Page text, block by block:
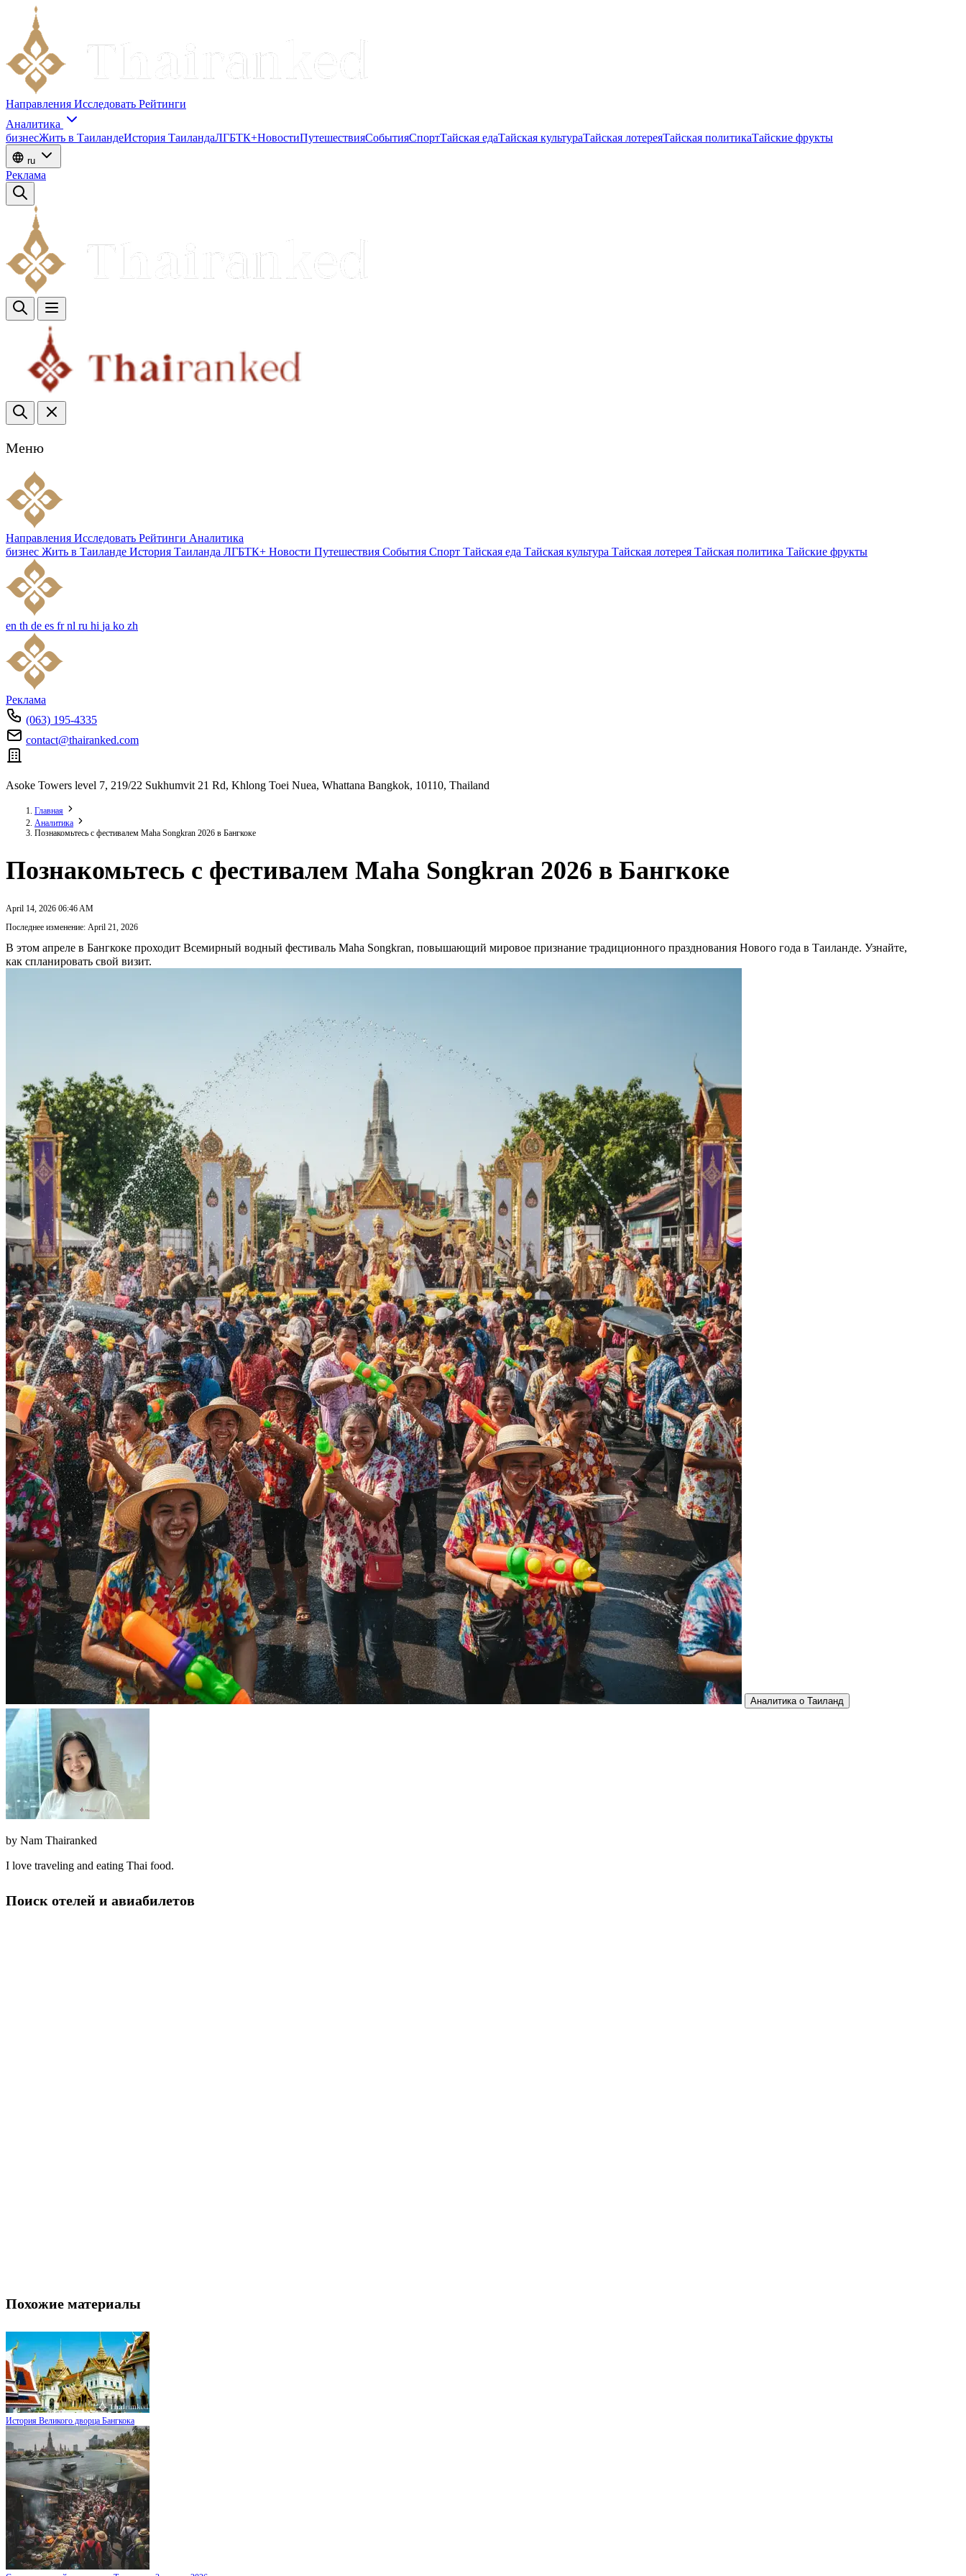
Направления Исследовать Рейтинги
Аналитика
бизнесЖить в ТаиландеИстория ТаиландаЛГБТК+НовостиПутешествияСобытияСпортТайская едаТайская культураТайская лотереяТайская политикаТайские фрукты
ru
Реклама
Меню
Направления Исследовать Рейтинги Аналитика
бизнес Жить в Таиланде История Таиланда ЛГБТК+ Новости Путешествия События Спорт Тайская еда Тайская культура Тайская лотерея Тайская политика Тайские фрукты
en th de es fr nl ru hi ja ko zh
Реклама
(063) 195-4335
contact@thairanked.com
Asoke Towers level 7, 219/22 Sukhumvit 21 Rd, Khlong Toei Nuea, Whattana Bangkok, 10110, Thailand
Главная
Аналитика
Познакомьтесь с фестивалем Maha Songkran 2026 в Бангкоке
Познакомьтесь с фестивалем Maha Songkran 2026 в Бангкоке
April 14, 2026 06:46 AM
Последнее изменение: April 21, 2026
В этом апреле в Бангкоке проходит Всемирный водный фестиваль Maha Songkran, повышающий мировое признание традиционного празднования Нового года в Таиланде. Узнайте,
как спланировать свой визит.
Аналитика о Таиланд
by Nam Thairanked
I love traveling and eating Thai food.
Поиск отелей и авиабилетов
Похожие материалы
История Великого дворца Бангкока